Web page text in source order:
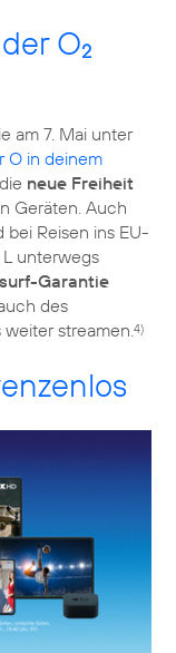
O2
am 7. Mai unter
O in deinem
neue Freiheit
Geräten. Auch
Reisen ins EU-
L unterwegs
Garantie
des
streamen. 4)